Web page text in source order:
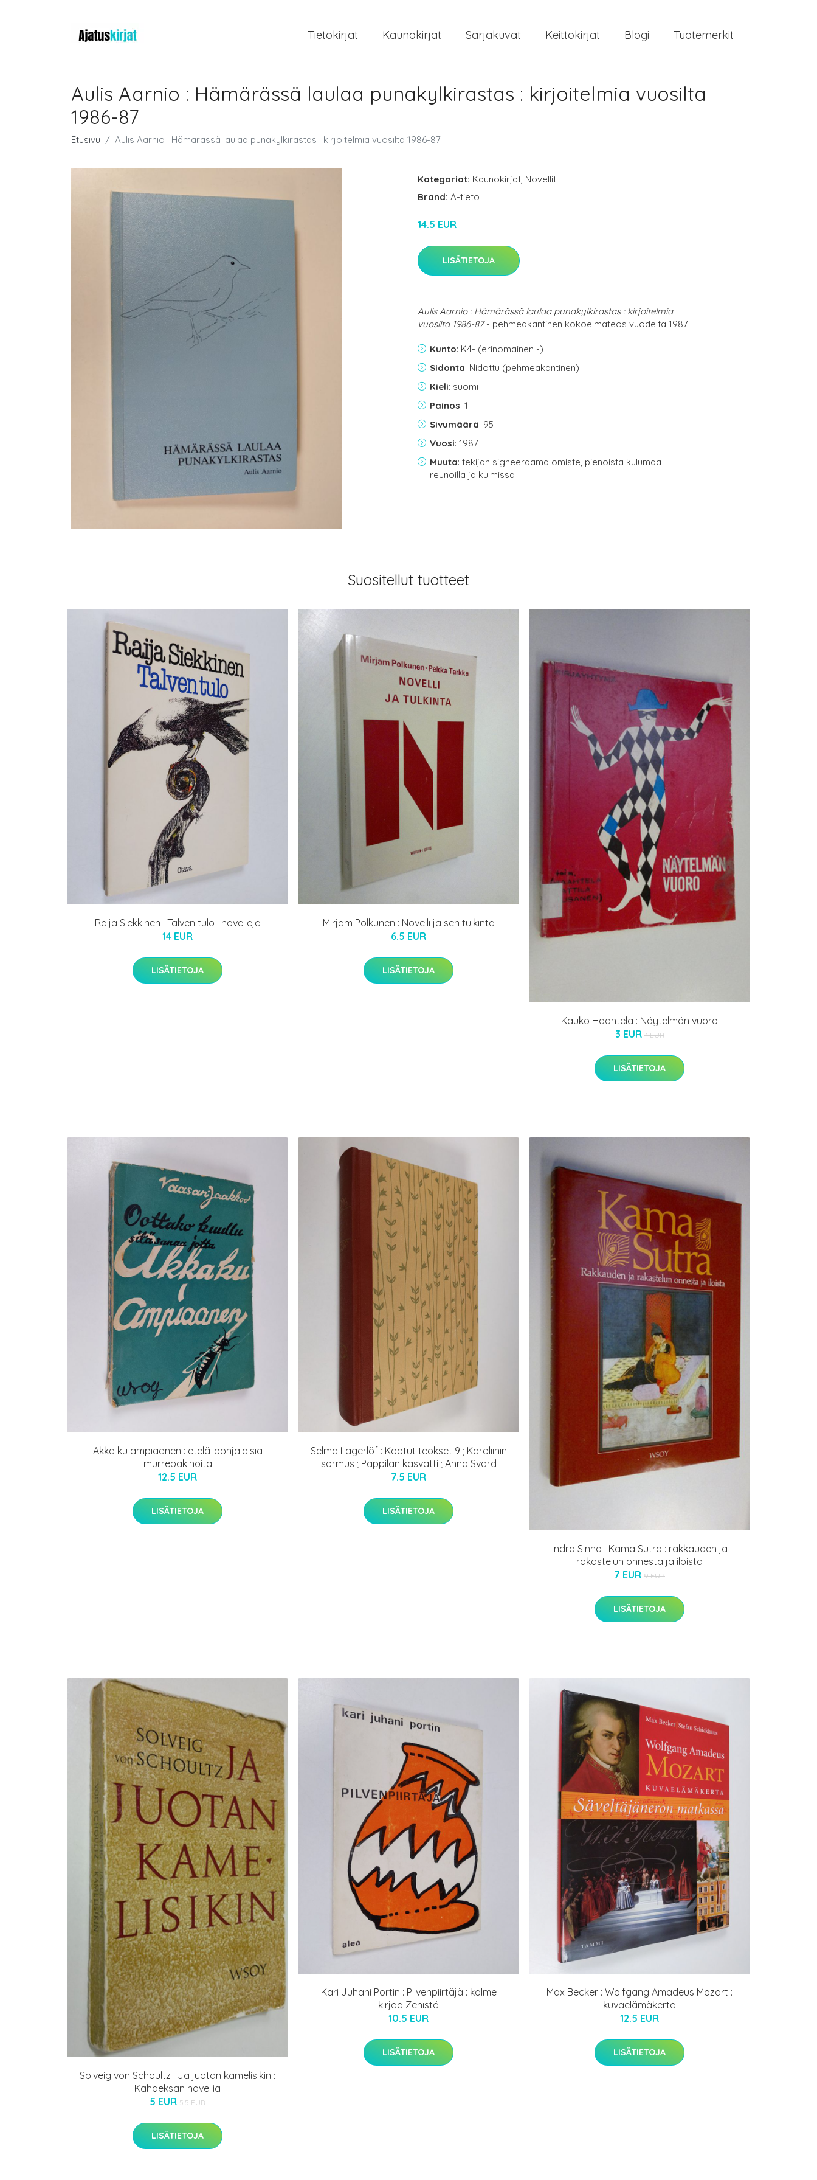
Tietokirjat Kaunokirjat Sarjakuvat Keittokirjat Blogi Tuotemerkit
Aulis Aarnio : Hämärässä laulaa punakylkirastas : kirjoitelmia vuosilta
1986-87
Etusivu Aulis Aarnio : Hämärässä laulaa punakylkirastas : kirjoitelmia vuosilta 1986-87
Kategoriat: Kaunokirjat, Novellit
Brand: A-tieto
14.5 EUR
LISÄTIETOJA
Aulis Aarnio : Hämärässä laulaa punakylkirastas : kirjoitelmia
vuosilta 1986-87- pehmeäkantinen kokoelmateos vuodelta 1987
Kunto: K4- (erinomainen -)
Sidonta: Nidottu (pehmeäkantinen)
Kieli: suomi
Painos: 1
Sivumäärä: 95
Vuosi: 1987
Muuta: tekijän signeeraama omiste, pienoista kulumaa
reunoilla ja kulmissa
Suositellut tuotteet
Raija Siekkinen : Talven tulo : novelleja
14 EUR
LISÄTIETOJA
Mirjam Polkunen : Novelli ja sen tulkinta
6.5 EUR
LISÄTIETOJA
Kauko Haahtela : Näytelmän vuoro
3 EUR 4 EUR
LISÄTIETOJA
Akka ku ampiaanen : etelä-pohjalaisia
murrepakinoita
12.5 EUR
LISÄTIETOJA
Selma Lagerlöf : Kootut teokset 9 ; Karoliinin
sormus ; Pappilan kasvatti ; Anna Svärd
7.5 EUR
LISÄTIETOJA
Indra Sinha : Kama Sutra : rakkauden ja
rakastelun onnesta ja iloista
7 EUR 9 EUR
LISÄTIETOJA
Solveig von Schoultz : Ja juotan kamelisikin :
Kahdeksan novellia
5 EUR 5.5 EUR
LISÄTIETOJA
Kari Juhani Portin : Pilvenpiirtäjä : kolme
kirjaa Zenistä
10.5 EUR
LISÄTIETOJA
Max Becker : Wolfgang Amadeus Mozart :
kuvaelämäkerta
12.5 EUR
LISÄTIETOJA